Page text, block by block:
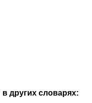
других словарях: